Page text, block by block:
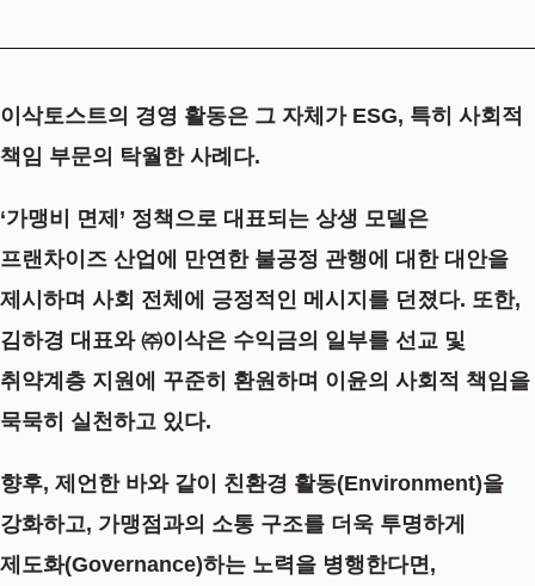
이삭토스트의 경영 활동은 그 자체가 ESG, 특히 사회적
책임 부문의 탁월한 사례다.
‘가맹비 면제’ 정책으로 대표되는 상생 모델은
프랜차이즈 산업에 만연한 불공정 관행에 대한 대안을
제시하며 사회 전체에 긍정적인 메시지를 던졌다. 또한,
김하경 대표와 ㈜이삭은 수익금의 일부를 선교 및
취약계층 지원에 꾸준히 환원하며 이윤의 사회적 책임을
묵묵히 실천하고 있다.
향후, 제언한 바와 같이 친환경 활동(Environment)을
강화하고, 가맹점과의 소통 구조를 더욱 투명하게
제도화(Governance)하는 노력을 병행한다면,